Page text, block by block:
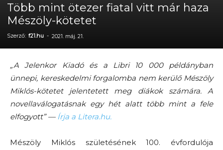
Több mint ötezer fiatal vitt már haza
Mészöly-kötetet
Szerző: f21.hu - 2021. máj. 21.
„A Jelenkor Kiadó és a Libri 10 000 példányban
ünnepi, kereskedelmi forgalomba nem kerülő Mészöly
Miklós-kötetet jelentetett meg diákok számára. A
novellaválogatásnak egy hét alatt több mint a fele
elfogyott” — Írja a Litera.hu.
Mészöly Miklós születésének 100. évfordulója